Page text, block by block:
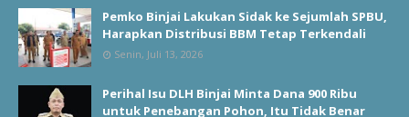
Pemko Binjai Lakukan Sidak ke Sejumlah SPBU,
Harapkan Distribusi BBM Tetap Terkendali
Senin, Juli 13, 2026
Perihal Isu DLH Binjai Minta Dana 900 Ribu
untuk Penebangan Pohon, Itu Tidak Benar